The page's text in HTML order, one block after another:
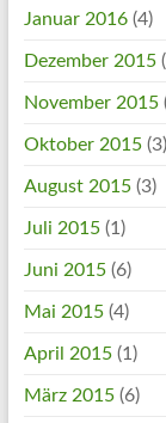
Januar 2016(4)
Dezember 2015
November 2015
Oktober 2015(3)
August 2015(3)
Juli 2015(1)
Juni 2015(6)
Mai 2015(4)
April 2015(1)
März 2015(6)